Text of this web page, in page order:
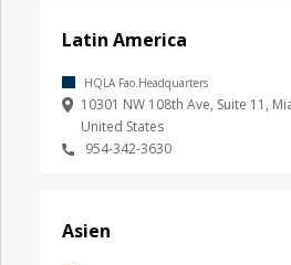
Latin America
HQLA Fao.Headquarters
10301 NW 108th Ave, Suite 11,
United States
954-342-3630
Asien